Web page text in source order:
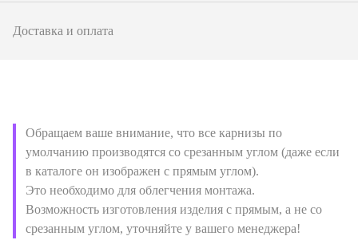
Доставка и оплата
Обращаем ваше внимание, что все карнизы по
умолчанию производятся со срезанным углом (даже если
в каталоге он изображен с прямым углом).
Это необходимо для облегчения монтажа.
Возможность изготовления изделия с прямым, а не со
срезанным углом, уточняйте у вашего менеджера!